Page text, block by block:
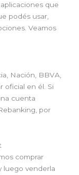
que
podés usar,
Veamos
Nación, BBVA,
oficial en él. Si
cuenta
por
comprar
luego venderla